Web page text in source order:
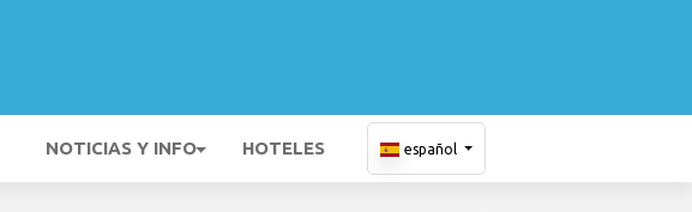
NOTICIAS Y INFO HOTELES español